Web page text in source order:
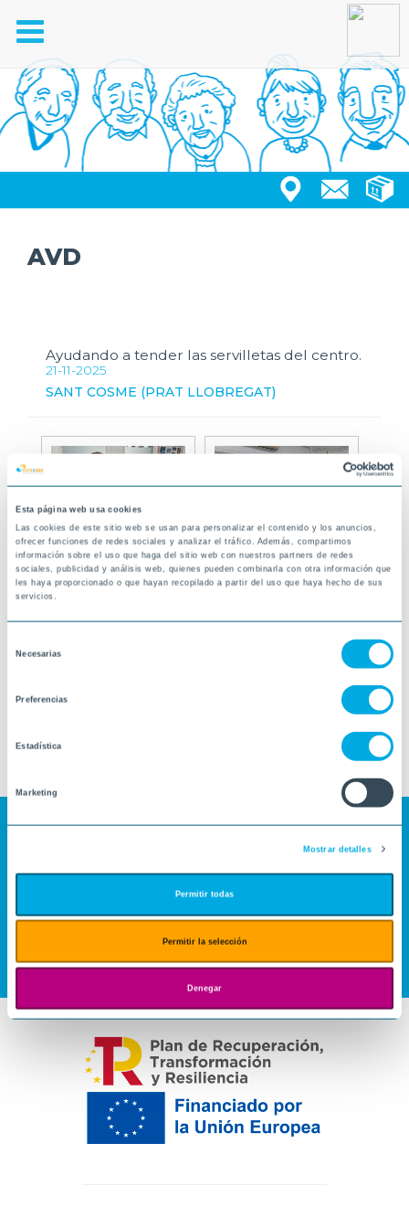
Esta página web usa cookies
Las cookies de este sitio web se usan para personalizar el contenido y los anuncios,
ofrecer funciones de redes sociales y analizar el tráfico. Además, compartimos
información sobre el uso que haga del sitio web con nuestros partners de redes
sociales, publicidad y análisis web, quienes pueden combinarla con otra información que
les haya proporcionado o que hayan recopilado a partir del uso que haya hecho de sus
servicios.
Necesarias
Preferencias
Estadística
Marketing
Mostrar detalles
Permitir todas
Permitir la selección
Denegar
Toggle
navigation
AVD
Ayudando a tender las servilletas del centro.
21-11-2025
SANT COSME (PRAT LLOBREGAT)